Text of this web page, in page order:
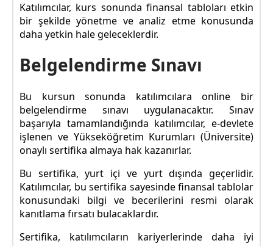
Katılımcılar, kurs sonunda finansal tabloları etkin
bir şekilde yönetme ve analiz etme konusunda
daha yetkin hale geleceklerdir.
Belgelendirme Sınavı
Bu kursun sonunda katılımcılara online bir
belgelendirme sınavı uygulanacaktır. Sınav
başarıyla tamamlandığında katılımcılar, e-devlete
işlenen ve Yükseköğretim Kurumları (Üniversite)
onaylı sertifika almaya hak kazanırlar.
Bu sertifika, yurt içi ve yurt dışında geçerlidir.
Katılımcılar, bu sertifika sayesinde finansal tablolar
konusundaki bilgi ve becerilerini resmi olarak
kanıtlama fırsatı bulacaklardır.
Sertifika, katılımcıların kariyerlerinde daha iyi